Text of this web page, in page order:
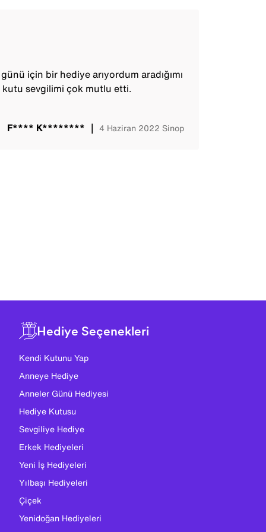
için bir hediye arıyordum aradığımı
sevgilimi çok mutlu etti.
F**** K******** ｜ 4 Haziran 2022 Sinop
Hediye Seçenekleri
Kendi Kutunu Yap
Anneye Hediye
Anneler Günü Hediyesi
Hediye Kutusu
Sevgiliye Hediye
Erkek Hediyeleri
Yeni İş Hediyeleri
Yılbaşı Hediyeleri
Çiçek
Yenidoğan Hediyeleri